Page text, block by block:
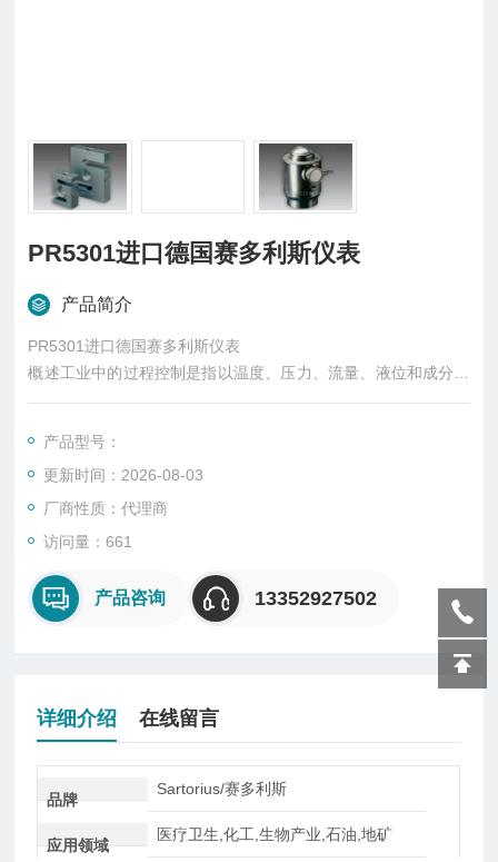
PR5301进口德国赛多利斯仪表
产品简介
PR5301进口德国赛多利斯仪表
概述工业中的过程控制是指以温度、压力、流量、液位和成分等
工艺参数作为被控变量的自动控制。一般而言，管理中采取的控
制模型。种称为前馈控制或预先控制，第二种称为过程控制或同
期控制，第三种称为反馈控制或事后控制。
产品型号：
更新时间：2026-08-03
厂商性质：代理商
访问量：661
产品咨询 13352927502
详细介绍 在线留言
品牌
Sartorius/赛多利斯
应用领域
医疗卫生,化工,生物产业,石油,地矿